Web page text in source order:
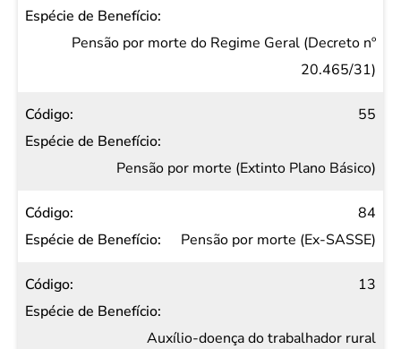
Pensão por morte do Regime Geral (Decreto nº
20.465/31)
55
Pensão por morte (Extinto Plano Básico)
84
Pensão por morte (Ex-SASSE)
13
Auxílio-doença do trabalhador rural